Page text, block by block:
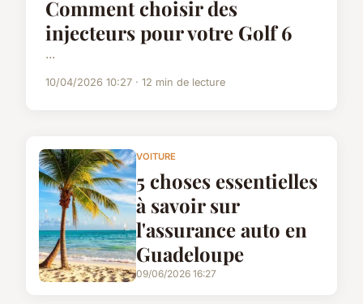
Comment choisir des
injecteurs pour votre Golf 6
...
10/04/2026 10:27 · 12 min de lecture
VOITURE
5 choses essentielles
à savoir sur
l'assurance auto en
Guadeloupe
09/06/2026 16:27